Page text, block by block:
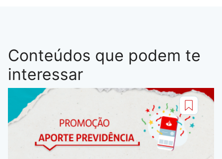
Conteúdos que podem te
interessar